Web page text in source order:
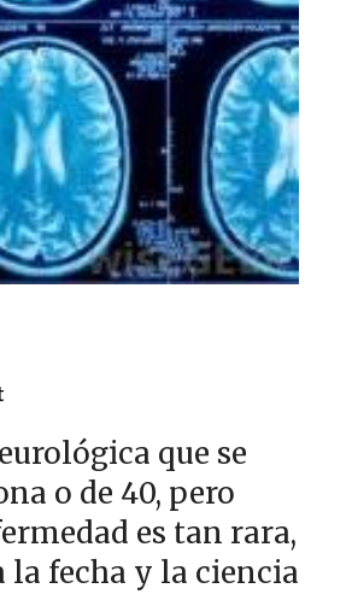
que se
o de 40, pero
es tan rara,
fecha y la ciencia